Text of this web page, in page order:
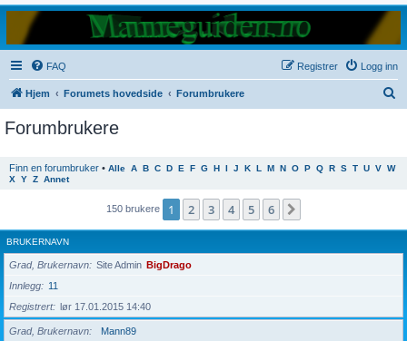
FAQ Logg inn
Registrer
Hjem Forumets hovedside Forumbrukere
Forumbrukere
Finn en forumbruker • Alle A B C D E F G H I J K L M N O P Q R S T U V W
X Y Z Annet
150 brukere 1 2 3 4 5 6
BRUKERNAVN
Grad, Brukernavn Site Admin BigDrago
Innlegg
11
Registrert
lør 17.01.2015 14:40
Grad, Brukernavn
Mann89